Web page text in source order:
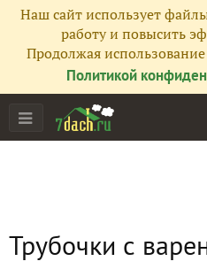
Наш сайт использует
работу и повысить
Продолжая использование
Политикой
Трубочки с